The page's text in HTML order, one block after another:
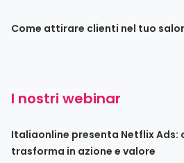
Come attirare clienti nel tuo
I nostri webinar
Italiaonline presenta Netflix Ads:
trasforma in azione e valore